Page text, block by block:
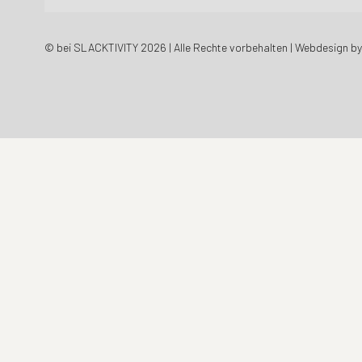
© bei SLACKTIVITY 2026 | Alle Rechte vorbehalten | Webdesign by